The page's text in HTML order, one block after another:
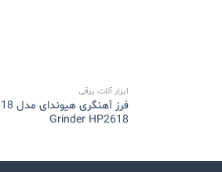
ابزار آلات برقی
Grinder HP2618